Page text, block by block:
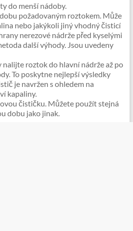
do menší nádoby.
požadovaným roztokem. Může
nebo jakýkoli jiný vhodný čisticí
nerezové nádrže před kyselými
další výhody. Jsou uvedeny
roztok do hlavní nádrže až po
To poskytne nejlepší výsledky
je navržen s ohledem na
kapaliny.
čističku. Můžete použít stejná
dobu jako jinak.